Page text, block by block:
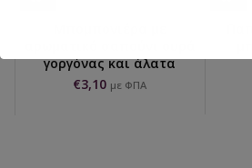
γοργόνας και άλατα
€3,10 με ΦΠΑ